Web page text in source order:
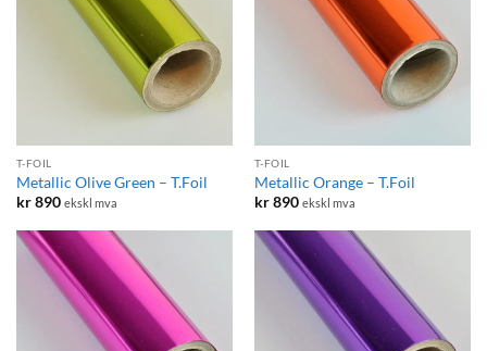
T-FOIL
Metallic Olive Green – T.Foil
kr890 ekskl mva
T-FOIL
Metallic Orange – T.Foil
kr890 ekskl mva